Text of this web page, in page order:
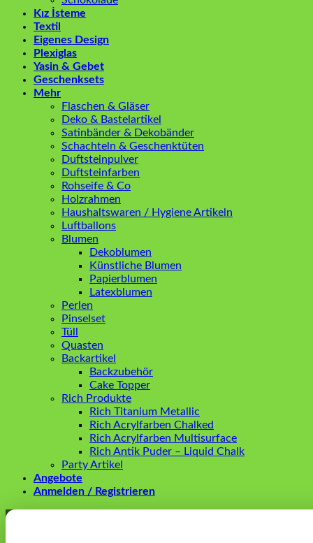
Kız İsteme
Textil
Eigenes Design
Plexiglas
Yasin & Gebet
Geschenksets
Mehr
Flaschen & Gläser
Deko & Bastelartikel
Satinbänder & Dekobänder
Schachteln & Geschenktüten
Duftsteinpulver
Duftsteinfarben
Rohseife & Co
Holzrahmen
Haushaltswaren / Hygiene Artikeln
Luftballons
Blumen
Dekoblumen
Künstliche Blumen
Papierblumen
Latexblumen
Perlen
Pinselset
Tüll
Quasten
Backartikel
Backzubehör
Cake Topper
Rich Produkte
Rich Titanium Metallic
Rich Acrylfarben Chalked
Rich Acrylfarben Multisurface
Rich Antik Puder – Liquid Chalk
Party Artikel
Angebote
Anmelden / Registrieren
Anmelden